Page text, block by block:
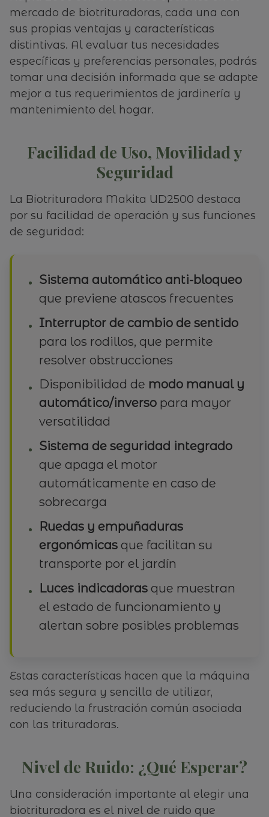
mercado de biotrituradoras, cada una con
sus propias ventajas y características
distintivas. Al evaluar tus necesidades
específicas y preferencias personales, podrás
tomar una decisión informada que se adapte
mejor a tus requerimientos de jardinería y
mantenimiento del hogar.
Facilidad de Uso, Movilidad y
Seguridad
La Biotrituradora Makita UD2500 destaca
por su facilidad de operación y sus funciones
de seguridad:
Sistema automático anti-bloqueo
que previene atascos frecuentes
Interruptor de cambio de sentido
para los rodillos, que permite
resolver obstrucciones
Disponibilidad de modo manual y
automático/inverso para mayor
versatilidad
Sistema de seguridad integrado
que apaga el motor
automáticamente en caso de
sobrecarga
Ruedas y empuñaduras
ergonómicas que facilitan su
transporte por el jardín
Luces indicadoras que muestran
el estado de funcionamiento y
alertan sobre posibles problemas
Estas características hacen que la máquina
sea más segura y sencilla de utilizar,
reduciendo la frustración común asociada
con las trituradoras.
Nivel de Ruido: ¿Qué Esperar?
Una consideración importante al elegir una
biotrituradora es el nivel de ruido que